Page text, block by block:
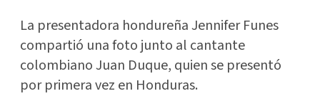
La presentadora hondureña Jennifer Funes
compartió una foto junto al cantante
colombiano Juan Duque, quien se presentó
por primera vez en Honduras.